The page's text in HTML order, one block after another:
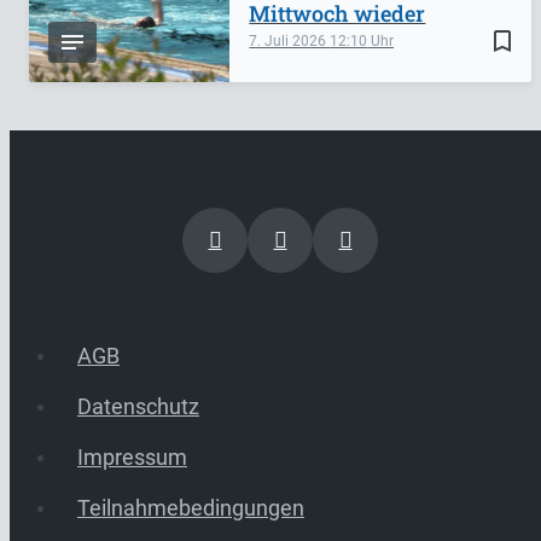
bookmark_border
7. Juli 2026 12:10
Mittwoch wieder
AGB
Datenschutz
Impressum
Teilnahmebedingungen